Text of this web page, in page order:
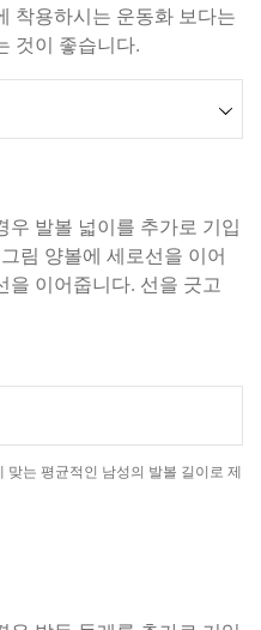
착용하시는 운동화 보다는
것이 좋습니다.
우 발볼 넓이를 추가로 기입
림 양볼에 세로선을 이어
을 이어줍니다. 선을 긋고
맞는 평균적인 남성의 발볼 길이로 제